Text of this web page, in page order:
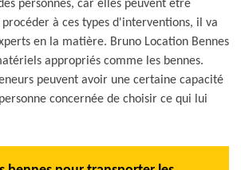
personnes, car elles peuvent être
à ces types d'interventions, il va
en la matière. Bruno Location Bennes
appropriés comme les bennes.
peuvent avoir une certaine capacité
concernée de choisir ce qui lui